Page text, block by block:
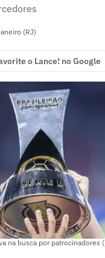
(RJ)
o Lance! no Google
na busca por patrocinadores